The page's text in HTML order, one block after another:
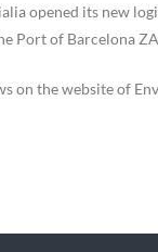
opened its new
Port of Barcelona
on the website of